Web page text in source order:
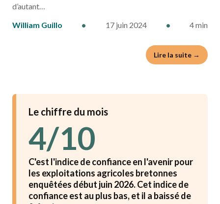
d’autant…
William Guillo
• 17 juin 2024 • 4 min
Lire la suite →
Le chiffre du mois
4/10
C'est l'indice de confiance en l'avenir pour
les exploitations agricoles bretonnes
enquêtées début juin 2026. Cet indice de
confiance est au plus bas, et il a baissé de